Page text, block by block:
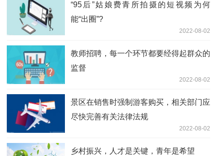
“95后”姑娘费青所拍摄的短视频为何
能“出圈”?
2022-08-02
教师招聘，每一个环节都要经得起群众的
监督
2022-08-02
景区在销售时强制游客购买，相关部门应
尽快完善有关法律法规
2022-08-02
乡村振兴，人才是关键，青年是希望